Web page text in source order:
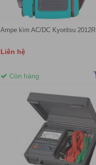
Ampe kìm AC/DC Kyoritsu 2012R
Liên hệ
Còn hàng